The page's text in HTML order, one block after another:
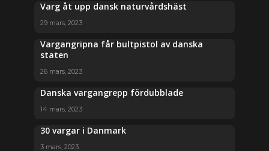
Varg åt upp dansk naturvårdshäst
29 mars, 2023
Vargangripna får bultpistol av danska
staten
26 mars, 2023
Danska vargangrepp fördubblade
14 mars, 2023
30 vargar i Danmark
3 mars, 2023